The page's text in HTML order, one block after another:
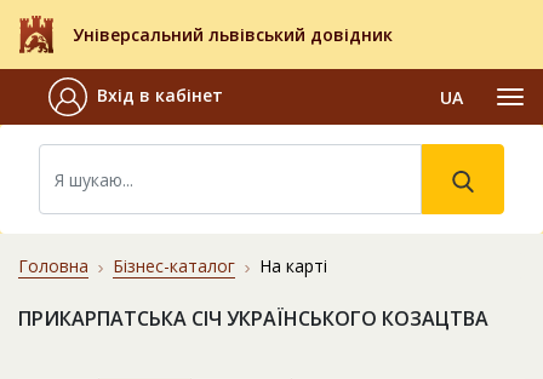
Універсальний львівський довідник
Вхід в кабінет UA
Головна Бізнес-каталог На карті
ПРИКАРПАТСЬКА СІЧ УКРАЇНСЬКОГО КОЗАЦТВА